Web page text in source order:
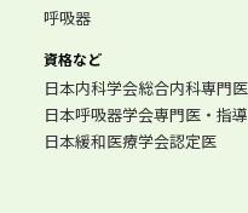
呼吸器
資格など
日本内科学会総合内科専門医
日本呼吸器学会専門医・指
日本緩和医療学会認定医